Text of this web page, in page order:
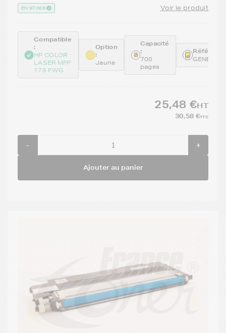
EN STOCK Voir le produit
Compatible
:
HP COLOR
LASER MFP
179 FWG
Option
:
Jaune
Capacité
:
700
pages
25,48 €HT
30,58 €TTC
- +
Ajouter au panier